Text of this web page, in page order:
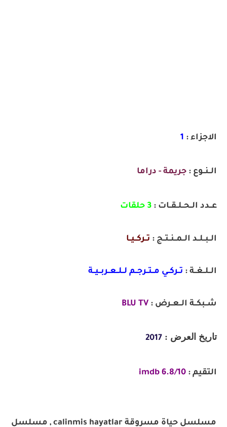
الاجزاء : 1
الــنــوع : جريمة - دراما
عــدد الــحــلــقــات : 3 حلقات
الــبــلــد الــمــنــتــج : تــركــيــا
الــلــغــة : تــركــي مــتــرجــم لــلــعــربــيــة
شــبكــة الــعــرض : BLU TV
تاريخ العرض : 2017
التقيم : 6.8/10 imdb
مسلسل حياة مسروقة calinmis hayatlar , مسلسل